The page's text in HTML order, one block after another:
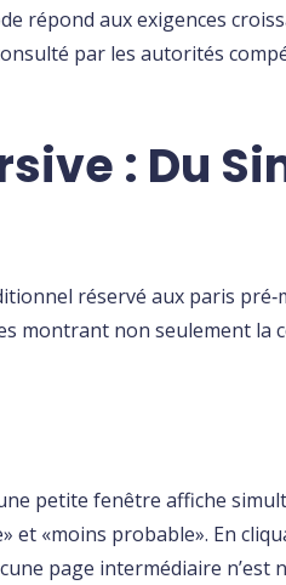
répond aux exigences
par les autorités
: Du
réservé aux paris
montrant non seulement la
petite fenêtre affiche
«​moins probable​». En
page intermédiaire n’est